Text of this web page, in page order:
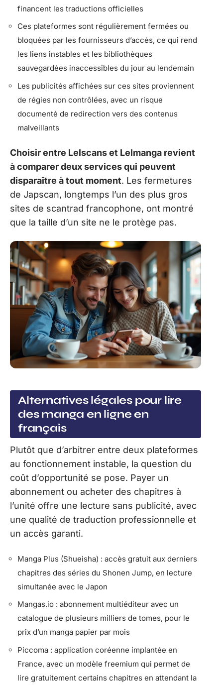
financent les traductions officielles
Ces plateformes sont régulièrement fermées ou
bloquées par les fournisseurs d’accès, ce qui rend
les liens instables et les bibliothèques
sauvegardées inaccessibles du jour au lendemain
Les publicités affichées sur ces sites proviennent
de régies non contrôlées, avec un risque
documenté de redirection vers des contenus
malveillants
Choisir entre Lelscans et Lelmanga revient
à comparer deux services qui peuvent
disparaître à tout moment. Les fermetures
de Japscan, longtemps l’un des plus gros
sites de scantrad francophone, ont montré
que la taille d’un site ne le protège pas.
Alternatives légales pour lire
des manga en ligne en
français
Plutôt que d’arbitrer entre deux plateformes
au fonctionnement instable, la question du
coût d’opportunité se pose. Payer un
abonnement ou acheter des chapitres à
l’unité offre une lecture sans publicité, avec
une qualité de traduction professionnelle et
un accès garanti.
Manga Plus (Shueisha) : accès gratuit aux derniers
chapitres des séries du Shonen Jump, en lecture
simultanée avec le Japon
Mangas.io : abonnement multiéditeur avec un
catalogue de plusieurs milliers de tomes, pour le
prix d’un manga papier par mois
Piccoma : application coréenne implantée en
France, avec un modèle freemium qui permet de
lire gratuitement certains chapitres en attendant la